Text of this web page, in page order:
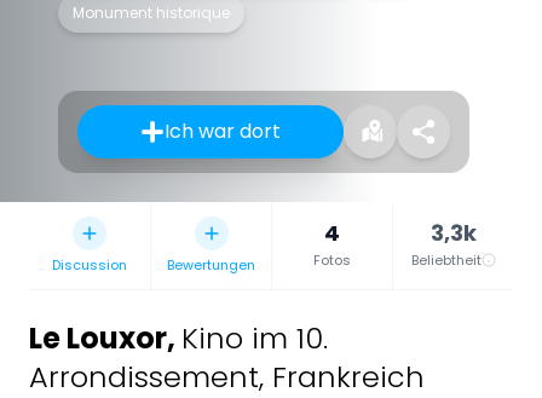
Monument historique
Ich war dort
Discussion Bewertungen
4
Fotos
3,3k
Beliebtheit
Le Louxor, Kino im 10.
Arrondissement, Frankreich